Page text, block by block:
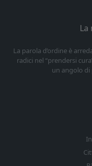
La
La parola d’ordine è
radici nel “prendersi
un angolo di